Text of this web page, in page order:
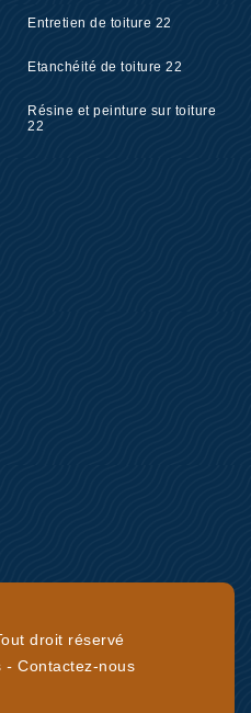
Entretien de toiture 22
Etanchéité de toiture 22
Résine et peinture sur toiture
22
droit réservé
-Contactez-nous